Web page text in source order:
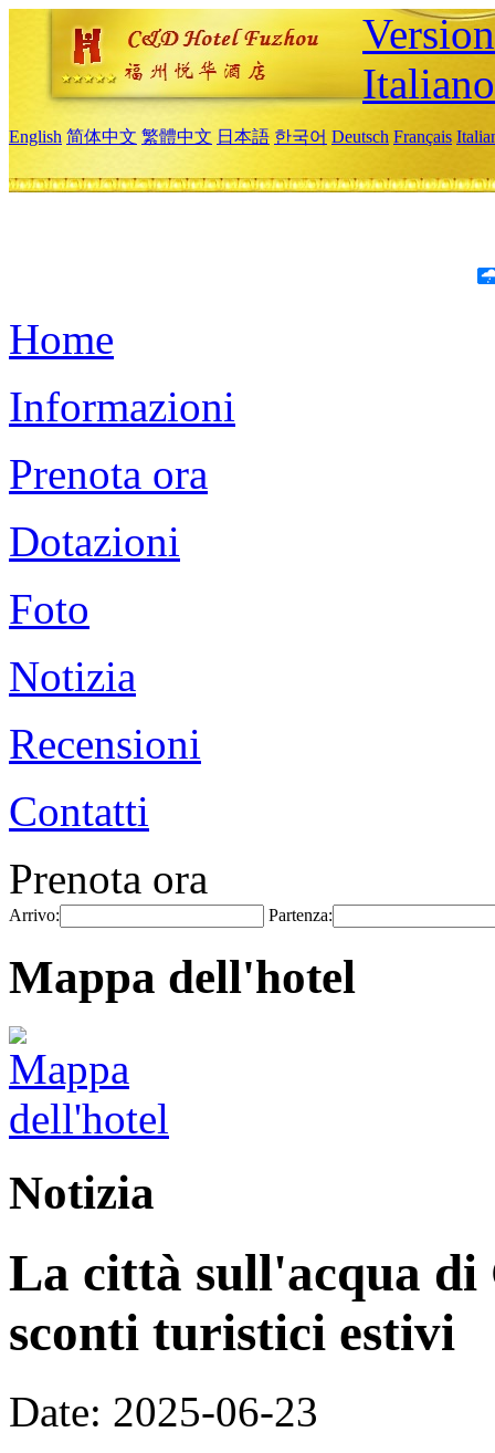
Italiano
English 简体中文 繁體中文 日本語 한국어 Deutsch Français
Home
Informazioni
Prenota ora
Dotazioni
Foto
Notizia
Recensioni
Contatti
Prenota ora
Arrivo: Partenza:
Mappa dell'hotel
Notizia
La città sull'acqua di
sconti turistici estivi
Date: 2025-06-23